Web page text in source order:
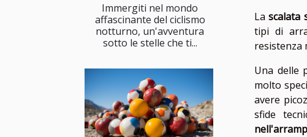
Immergiti nel mondo
affascinante del ciclismo
notturno, un'avventura
sotto le stelle che ti...
Lascalata
tipi di
resistenza
Una delle
molto
avere
sfide